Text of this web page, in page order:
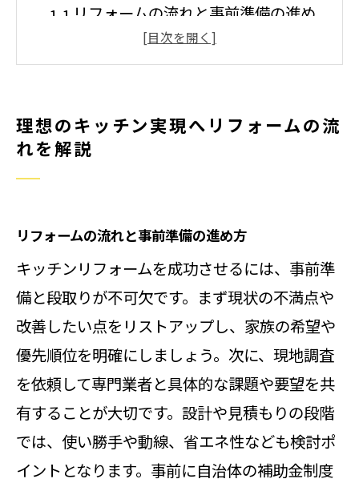
リフォームの流れと事前準備の進め
埼玉のリフォーム事例から学ぶ段取
り
秘訣
快適なキッチンづくりのポイント解
説
理想を叶えるリフォーム相談のコツ
快適な暮らしを叶えるキッチン改装の秘
訣
リフォームで叶える快適キッチンの
条件
使いやすさ重視のリフォーム設計ポ
理想のキッチン実現へリフォームの流
れを解説
リフォームの流れと事前準備の進め方
キッチンリフォームを成功させるには、事前準
備と段取りが不可欠です。まず現状の不満点や
改善したい点をリストアップし、家族の希望や
優先順位を明確にしましょう。次に、現地調査
を依頼して専門業者と具体的な課題や要望を共
有することが大切です。設計や見積もりの段階
では、使い勝手や動線、省エネ性なども検討ポ
イントとなります。事前に自治体の補助金制度